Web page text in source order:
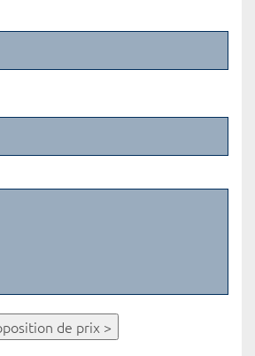
de prix >